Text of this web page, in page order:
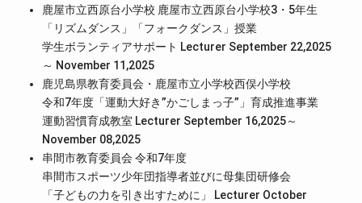
鹿屋市立西原台小学校 鹿屋市立西原台小学校3・5年生
「リズムダンス」「フォークダンス」授業
学生ボランティアサポート Lecturer September 22,2025
～ November 11,2025
鹿児島県教育委員会・鹿屋市立小学校西俣小学校
令和7年度「運動大好き”かごしまっ子”」育成推進事業
運動習慣育成教室 Lecturer September 16,2025～
November 08,2025
串間市教育委員会 令和7年度
串間市スポーツ少年団指導者並びに母集団研修会
「子どもの力を引き出すために」 Lecturer October